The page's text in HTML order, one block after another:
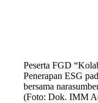
Peserta FGD
Penerapan ESG
bersama
(Foto: Dok. IMM